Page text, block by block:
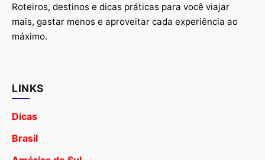
Roteiros, destinos e dicas práticas para você viajar
mais, gastar menos e aproveitar cada experiência ao
máximo.
LINKS
Dicas
Brasil